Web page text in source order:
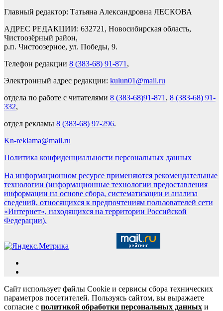
Главный редактор: Татьяна Александровна ЛЕСКОВА
АДРЕС РЕДАКЦИИ: 632721, Новосибирская область,
Чистоозёрный район,
р.п. Чистоозерное, ул. Победы, 9.
Телефон редакции 8 (383-68) 91-871 ,
Электронный адрес редакции: kulun01@mail.ru
отдела по работе с читателями 8 (383-68)91-871 , 8 (383-68) 91-
332,
отдел рекламы 8 (383-68) 97-296.
Kn-reklama@mail.ru
Политика конфиденциальности персональных данных
На информационном ресурсе применяются рекомендательные
технологии (информационные технологии предоставления
информации на основе сбора, систематизации и анализа
сведений, относящихся к предпочтениям пользователей сети
«Интернет», находящихся на территории Российской
Федерации).
Сайт использует файлы Cookie и сервисы сбора технических
параметров посетителей. Пользуясь сайтом, вы выражаете
согласие с политикой обработки персональных данных и